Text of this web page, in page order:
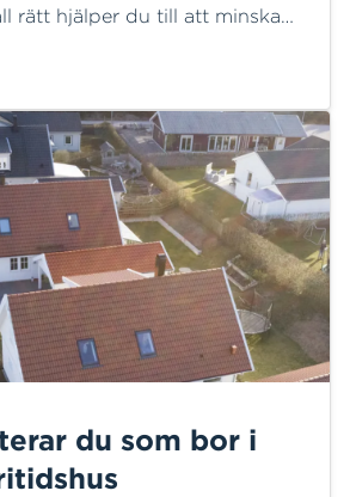
rätt hjälper du till att minska
till nya produkter.
du som bor i